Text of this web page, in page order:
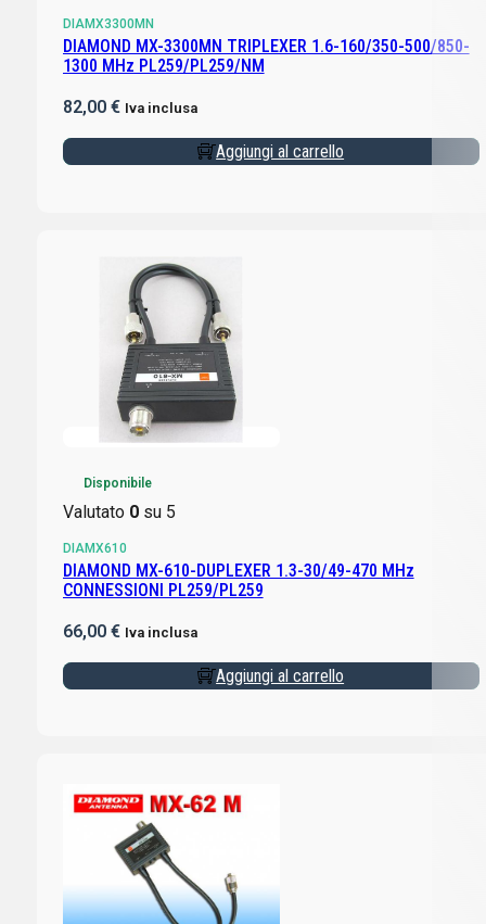
DIAMX3300MN
DIAMOND MX-3300MN TRIPLEXER 1.6-160/350-500/850-
1300 MHz PL259/PL259/NM
82,00 € Iva inclusa
Aggiungi al carrello
Disponibile
Valutato 0su 5
DIAMX610
DIAMOND MX-610-DUPLEXER 1.3-30/49-470 MHz
CONNESSIONI PL259/PL259
66,00 € Iva inclusa
Aggiungi al carrello